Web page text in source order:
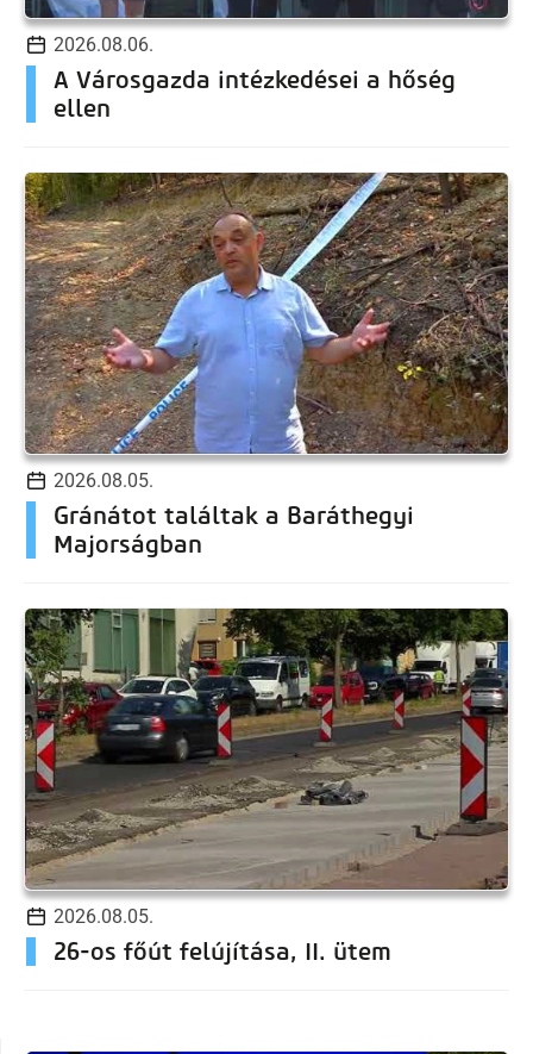
2026.08.06.
A Városgazda intézkedései a hőség
ellen
2026.08.05.
Gránátot találtak a Baráthegyi
Majorságban
2026.08.05.
26-os főút felújítása, II. ütem